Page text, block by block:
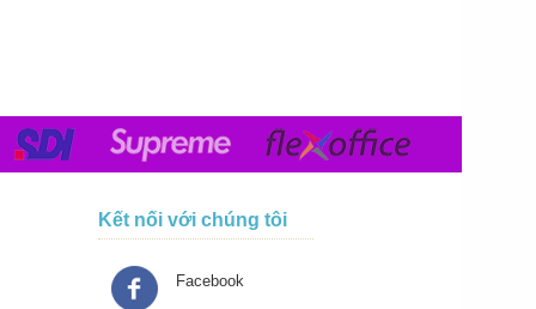
Kết nối với chúng tôi
Facebook